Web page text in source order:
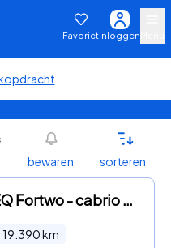
FavorietInloggen
bewaren sorteren
Smart EQ Fortwo - cabrio Comfort PLUS 18 kWh | Cabrio | Stoelverwarming | Verw
19.390km